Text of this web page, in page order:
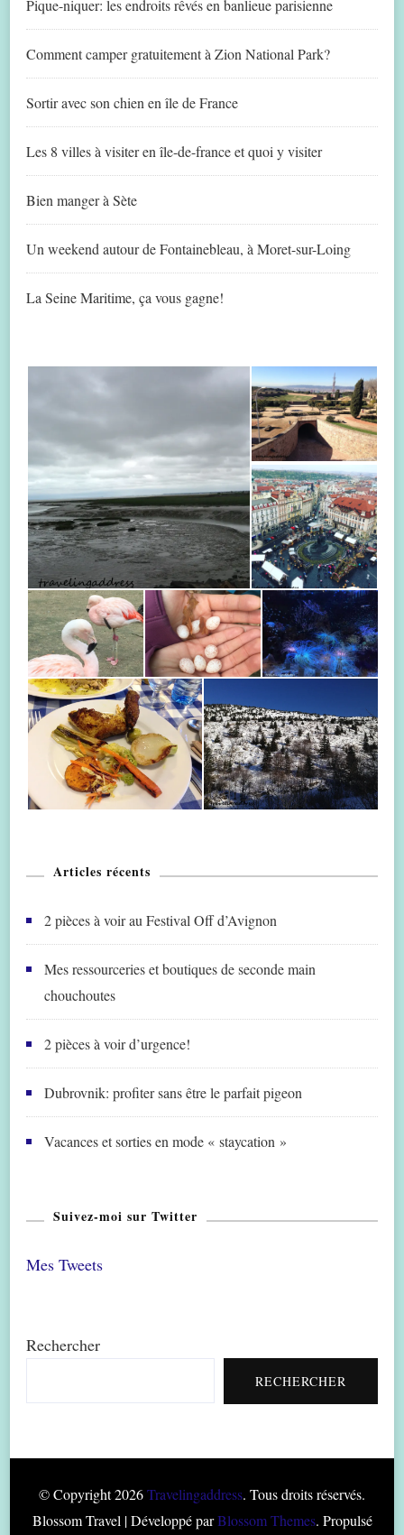
Pique-niquer: les endroits rêvés en banlieue parisienne
Comment camper gratuitement à Zion National Park?
Sortir avec son chien en île de France
Les 8 villes à visiter en île-de-france et quoi y visiter
Bien manger à Sète
Un weekend autour de Fontainebleau, à Moret-sur-Loing
La Seine Maritime, ça vous gagne!
Articles récents
2 pièces à voir au Festival Off d’Avignon
Mes ressourceries et boutiques de seconde main
chouchoutes
2 pièces à voir d’urgence!
Dubrovnik: profiter sans être le parfait pigeon
Vacances et sorties en mode « staycation »
Suivez-moi sur Twitter
Mes Tweets
Rechercher
RECHERCHER
© Copyright 2026Travelingaddress. Tous droits réservés.
Blossom Travel | Développé parBlossom Themes. Propulsé